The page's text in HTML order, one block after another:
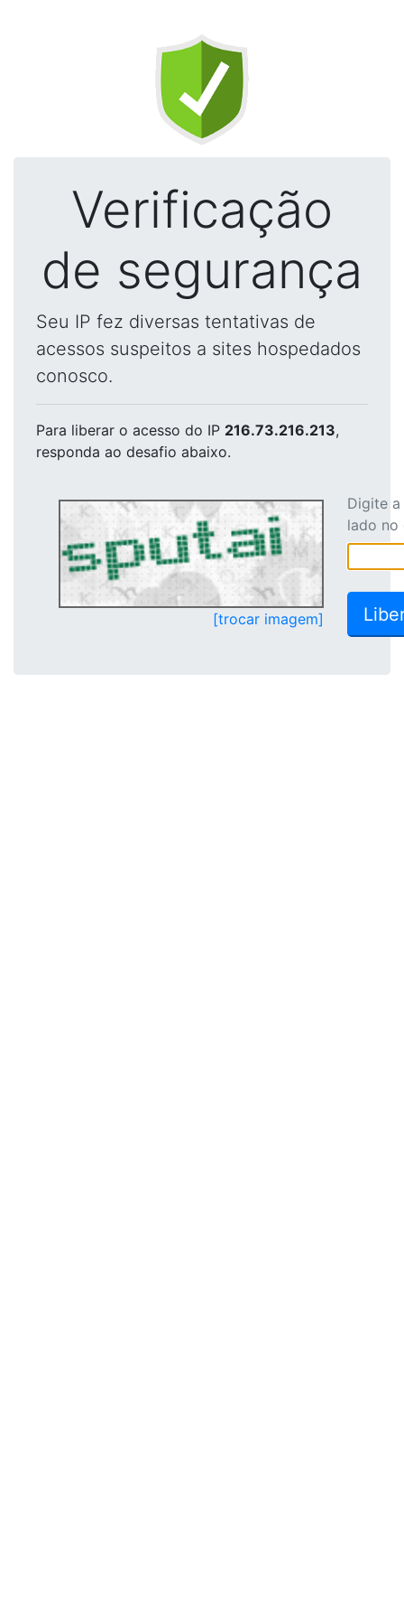
Verificação
de segurança
Seu IP fez diversas tentativas de
acessos suspeitos a sites hospedados
conosco.
Para liberar o acesso do IP 216.73.216.213,
responda ao desafio abaixo.
[trocar imagem]
Digite
lado no